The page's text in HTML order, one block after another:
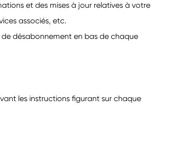
et des mises à jour relatives à votre
associés, etc.
désabonnement en bas de chaque
les instructions figurant sur chaque